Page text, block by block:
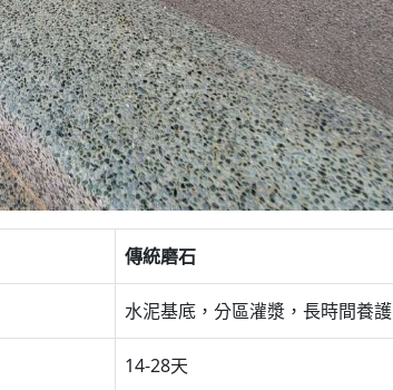
傳統磨石
水泥基底，分區灌漿，長時間養護
14-28天